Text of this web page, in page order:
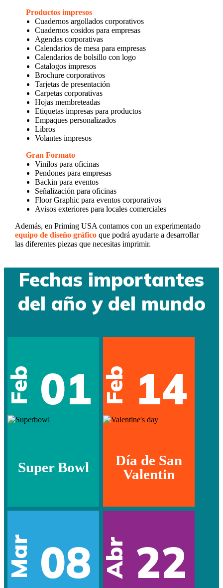
Productos impresos
Cuadernos argollados corporativos
Cuadernos cosidos para empresas
Agendas corporativas
Calendarios de mesa para empresas
Calendarios de bolsillo con logo
Catalogos impresos
Brochure corporativos
Tarjetas de presentación
Carpetas corporativas
Hojas membreteadas
Etiquetas impresas para productos
Empaques personalizados
Libros
Volantes impresos
Gran Formato
Vinilos para oficinas
Pendones para empresas
Backin para eventos
Señalización para oficinas
Floor Graphic para eventos corporativos
Avisos exteriores para locales comerciales
Además, en Priming USA contamos con un experimentado
equipo de diseño gráficoque podrá ayudarte a desarrollar
las diferentes piezas que necesitas imprimir.
Fechas importantes
del año y del mundo
Feb 01
Super Bowl
Feb 14
Día de San
Valentin
Mar 08 Abr 22